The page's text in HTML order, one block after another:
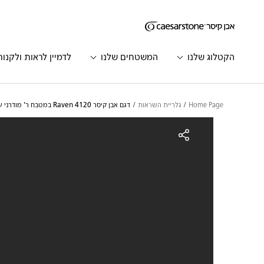
דילוג לתוכן המרכזי
הקטלוג שלנו המשטחים שלנו לדמיין לראות
Skip to Main Footer
Home Page גלריית השראות דגם אבן קיסר 4120 Raven במטבח ר' מודרני עם אי | 2510
דגם אבן קיסר 4120 Raven במטבח ר' מודרני עם אי | 2510